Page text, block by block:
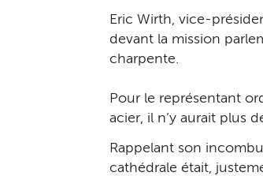
Eric Wirth, vice-
devant la mission
charpente.
Pour le représentant
acier, il n’y aurait plus
Rappelant son
cathédrale était,